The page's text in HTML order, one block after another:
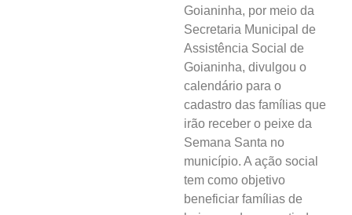
Goianinha, por meio da
Secretaria Municipal de
Assistência Social de
Goianinha, divulgou o
calendário para o
cadastro das famílias que
irão receber o peixe da
Semana Santa no
município. A ação social
tem como objetivo
beneficiar famílias de